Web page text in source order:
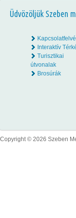
Üdvözöljük Szeben
Interaktív
Turisztikai
útvonalak
Brosúrák
Copyright © 2026 Szeben